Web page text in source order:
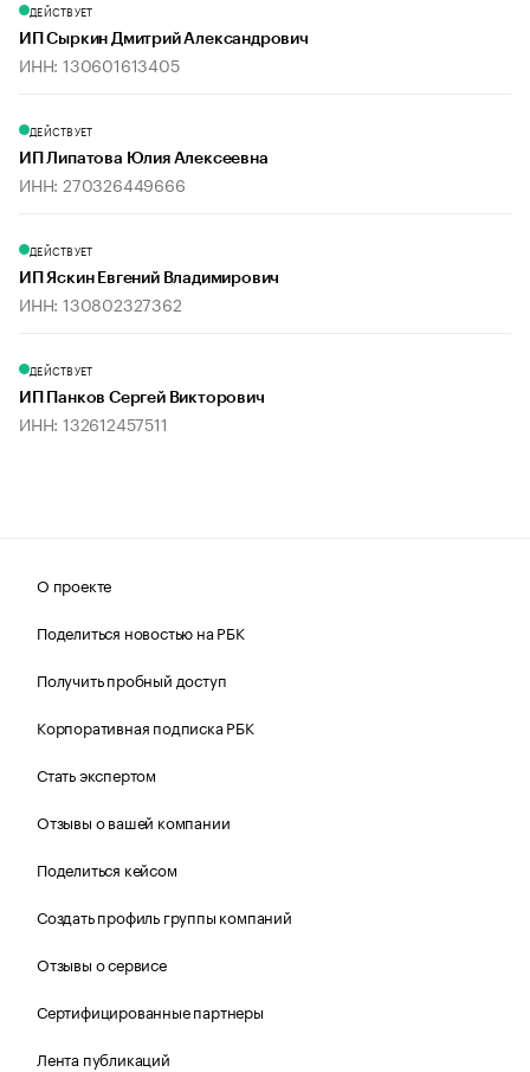
ДЕЙСТВУЕТ
ИП Сыркин Дмитрий Александрович
ИНН: 130601613405
ДЕЙСТВУЕТ
ИП Липатова Юлия Алексеевна
ИНН: 270326449666
ДЕЙСТВУЕТ
ИП Яскин Евгений Владимирович
ИНН: 130802327362
ДЕЙСТВУЕТ
ИП Панков Сергей Викторович
ИНН: 132612457511
О проекте
Поделиться новостью на РБК
Получить пробный доступ
Корпоративная подписка РБК
Стать экспертом
Отзывы о вашей компании
Поделиться кейсом
Создать профиль группы компаний
Отзывы о сервисе
Сертифицированные партнеры
Лента публикаций